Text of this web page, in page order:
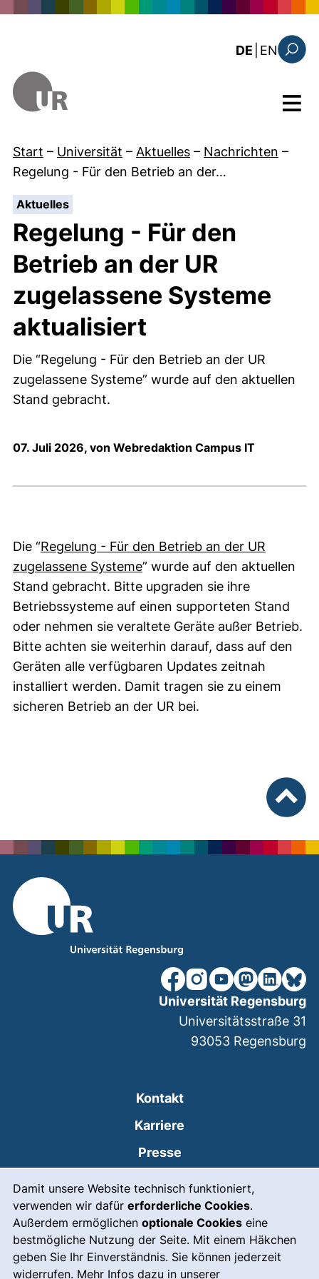
Damit unsere Website technisch funktioniert,
verwenden wir dafür erforderliche Cookies.
Außerdem ermöglichen optionale Cookies eine
bestmögliche Nutzung der Seite. Mit einem Häkchen
geben Sie Ihr Einverständnis. Sie können jederzeit
widerrufen. Mehr Infos dazu in unserer
DE EN: the
Menü
Start – Universität – Aktuelles – Nachrichten –
Regelung - Für den Betrieb an der…
Aktuelles:
Regelung - Für den
Betrieb an der UR
zugelassene Systeme
aktualisiert
Die “Regelung - Für den Betrieb an der UR
zugelassene Systeme” wurde auf den aktuellen
Stand gebracht.
07. Juli 2026, von Webredaktion Campus IT
Die “Regelung - Für den Betrieb an der UR
zugelassene Systeme(öffnet neues Fenster).
” wurde auf den aktuellen
Stand gebracht. Bitte upgraden sie ihre
Betriebssysteme auf einen supporteten Stand
oder nehmen sie veraltete Geräte außer Betrieb.
Bitte achten sie weiterhin darauf, dass auf den
Geräten alle verfügbaren Updates zeitnah
installiert werden. Damit tragen sie zu einem
sicheren Betrieb an der UR bei.
unsere Facebook-Seite
unsere Instagram-
unsere YouTube-
unsereunsere
Kontakt
Karriere
Presse
Leichte Sprache
Gebärdensprache
Notfall(externer Link, öffnet
Universität Regensburg
Universitätsstraße 31
93053 Regensburg